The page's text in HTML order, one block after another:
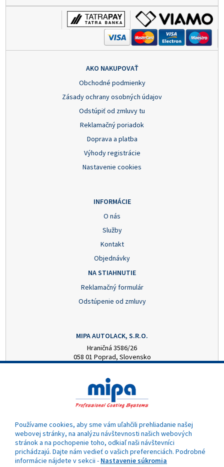
AKO NAKUPOVAŤ
Obchodné podmienky
Zásady ochrany osobných údajov
Odstúpiť od zmluvy tu
Reklamačný poriadok
Doprava a platba
Výhody registrácie
Nastavenie cookies
INFORMÁCIE
O nás
Služby
Kontakt
Objednávky
NA STIAHNUTIE
Reklamačný formulár
Odstúpenie od zmluvy
MIPA AUTOLACK, S.R.O.
Hraničná 3586/26
058 01 Poprad, Slovensko
mipa@autolack.sk
OTVÁRACIE HODINY
Pondelok - Piatok: 8:00 - 16:00 hod.
Používame cookies, aby sme vám uľahčili prehliadanie našej
webovej stránky, na analýzu návštevnosti našich webových
stránok a na pochopenie toho, odkiaľ naši návštevníci
prichádzajú. Dajte nám vedieť o vašich preferenciách. Podrobné
informácie nájdete v sekcii - Nastavenie súkromia